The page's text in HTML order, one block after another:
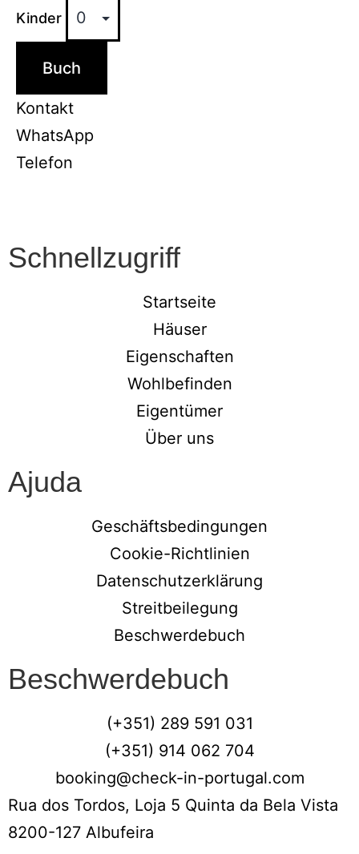
Kinder
Buch
Kontakt
WhatsApp
Telefon
Schnellzugriff
Startseite
Häuser
Eigenschaften
Wohlbefinden
Eigentümer
Über uns
Ajuda
Geschäftsbedingungen
Cookie-Richtlinien
Datenschutzerklärung
Streitbeilegung
Beschwerdebuch
Beschwerdebuch
(+351) 289 591 031
(+351) 914 062 704
booking@check-in-portugal.com
Rua dos Tordos, Loja 5 Quinta da Bela Vista
8200-127 Albufeira